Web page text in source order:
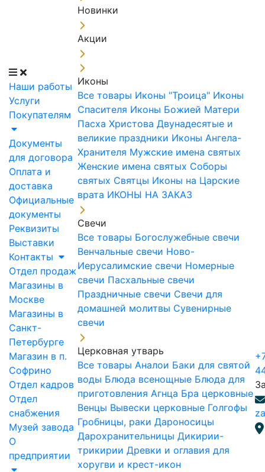
Наши работы
Услуги
Покупателям
Документы
для договора
Оплата и
доставка
Официальные
документы
Реквизиты
Выставки
Контакты
Отдел продаж
Магазины в
Москве
Магазины в
Санкт-
Петербурге
Магазин в п.
Софрино
Отдел кадров
Отдел
снабжения
Музей завода
О
предприятии
Новинки
Акции
Иконы
Все товары Иконы "Троица" Иконы
Спасителя Иконы Божией Матери
Пасха Христова Двунадесятые и
великие праздники Иконы Ангела-
Хранителя Мужские имена святых
Женские имена святых Соборы
святых Святцы Иконы на Царские
врата ИКОНЫ НА ЗАКАЗ
Свечи
Все товары Богослужебные свечи
Венчальные свечи Ново-
Иерусалимские свечи Номерные
свечи Пасхальные свечи
Праздничные свечи Свечи для
домашней молитвы Сувенирные
свечи
Церковная утварь
Все товары Аналои Баки для святой
воды Блюда всенощные Блюда для
приготовления Агнца Бра церковные
Венцы Вывески церковные Голгофы
Гробницы, раки Дароносицы
Дарохранительницы Дикирии-
трикирии Древки и оглавия для
хоругви и крест-икон